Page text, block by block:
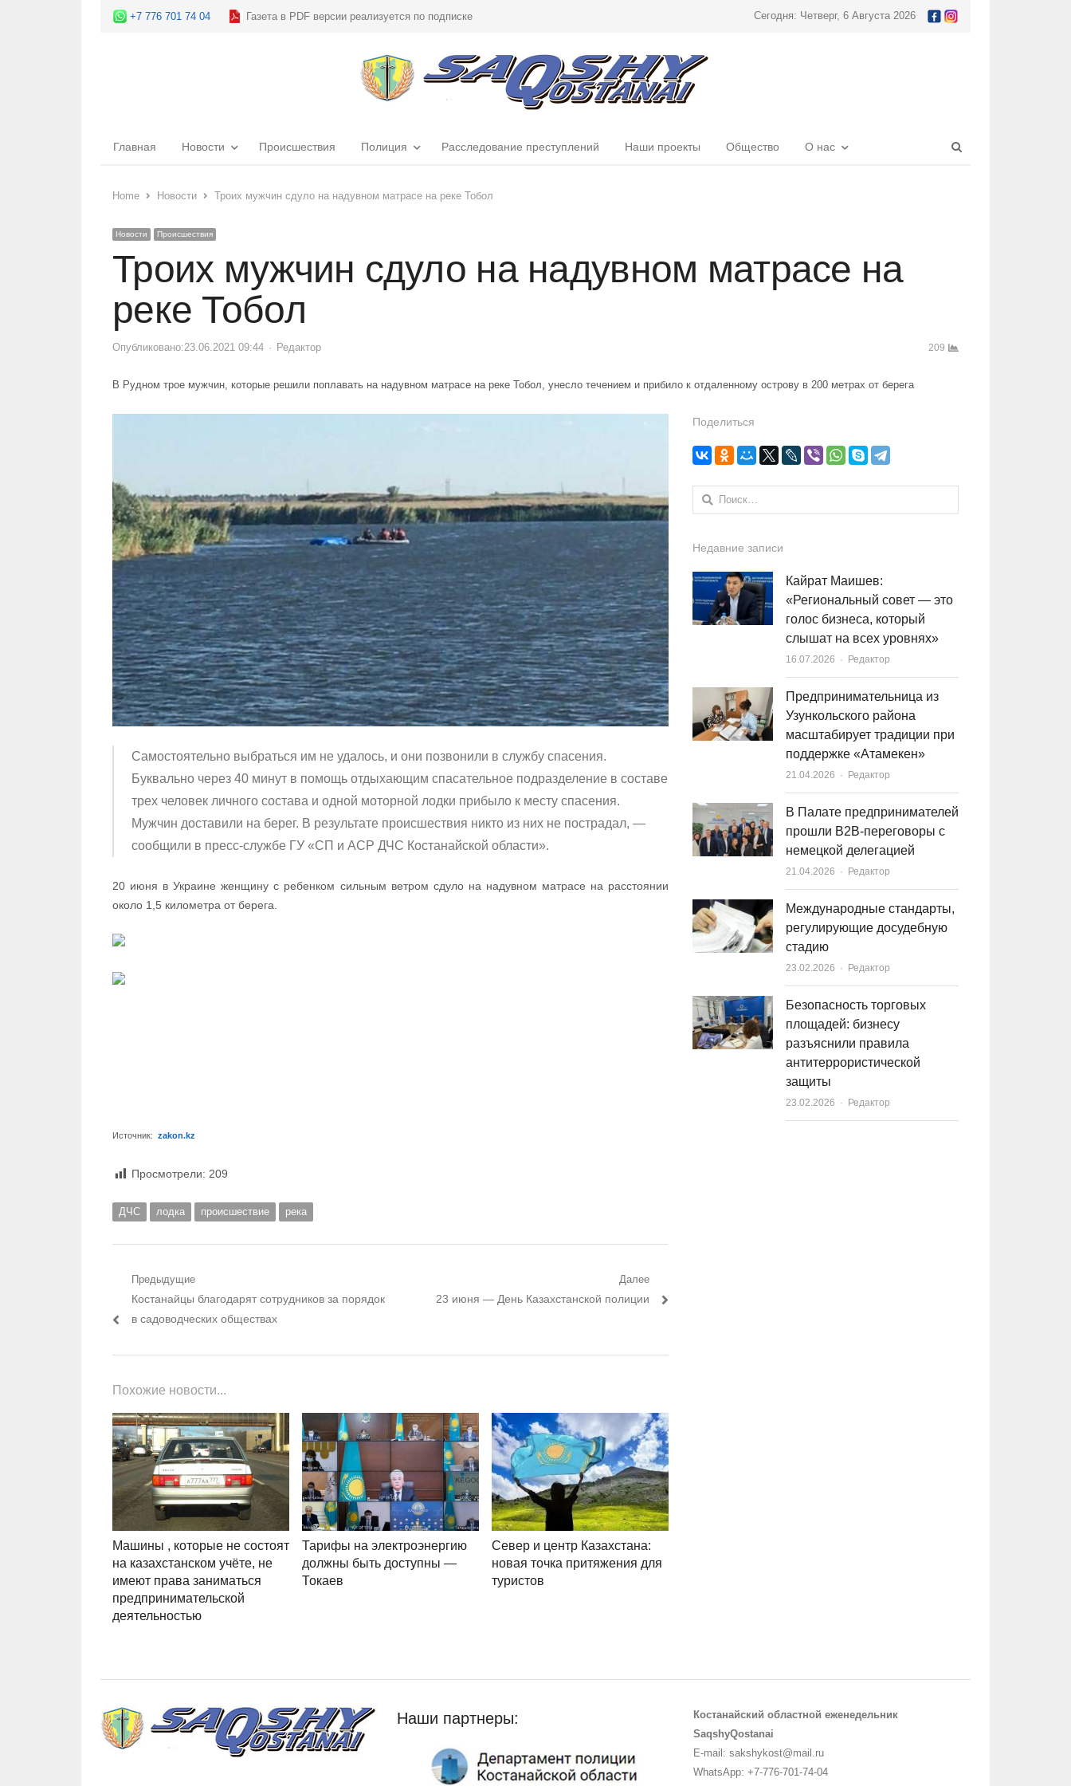
+7 776 701 74 04 Газета в PDF версии реализуется по подписке Сегодня: Четверг, 6 Августа 2026
Главная Новости Происшествия Полиция Расследование преступлений Наши проекты Общество О нас
Home
Новости Троих мужчин сдуло на надувном матрасе на реке Тобол
Новости Происшествия
Троих мужчин сдуло на надувном матрасе на
реке Тобол
Опубликовано:23.06.2021 09:44 Author
Редактор 209
В Рудном трое мужчин, которые решили поплавать на надувном матрасе на реке Тобол, унесло течением и прибило к отдаленному острову в 200 метрах от берега
Самостоятельно выбраться им не удалось, и они позвонили в службу спасения.
Буквально через 40 минут в помощь отдыхающим спасательное подразделение в составе
трех человек личного состава и одной моторной лодки прибыло к месту спасения.
Мужчин доставили на берег. В результате происшествия никто из них не пострадал, —
сообщили в пресс-службе ГУ «СП и АСР ДЧС Костанайской области».
20 июня в Украине женщину с ребенком сильным ветром сдуло на надувном матрасе на расстоянии
около 1,5 километра от берега.
Источник: zakon.kz
Просмотрели: 209
ДЧС лодка происшествие река
Навигация по записям
Предыдущие
Предыдущий пост:
Костанайцы благодарят сотрудников за порядок
в садоводческих обществах
Далее
Следующий пост:
23 июня — День Казахстанской полиции
Похожие новости...
Машины , которые не состоят
на казахстанском учёте, не
имеют права заниматься
предпринимательской
деятельностью
Тарифы на электроэнергию
должны быть доступны —
Токаев
Север и центр Казахстана:
новая точка притяжения для
туристов
Поделиться
Найти:
Недавние записи
Кайрат Маишев:
«Региональный совет — это
голос бизнеса, который
слышат на всех уровнях»
16.07.2026 Author
Редактор
Предпринимательница из
Узункольского района
масштабирует традиции при
поддержке «Атамекен»
21.04.2026 Author
Редактор
В Палате предпринимателей
прошли B2B-переговоры с
немецкой делегацией
21.04.2026 Author
Редактор
Международные стандарты,
регулирующие досудебную
стадию
23.02.2026 Author
Редактор
Безопасность торговых
площадей: бизнесу
разъяснили правила
антитеррористической
защиты
23.02.2026 Author
Редактор
Наши партнеры:
Костанайский областной еженедельник
SaqshyQostanai
E-mail: sakshykost@mail.ru
WhatsApp: +7-776-701-74-04